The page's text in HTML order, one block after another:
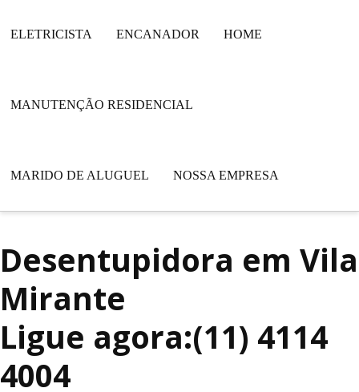
ELETRICISTA ENCANADOR HOME
MANUTENÇÃO RESIDENCIAL
MARIDO DE ALUGUEL NOSSA EMPRESA
Desentupidora em Vila
Mirante
Ligue agora:(11) 4114
4004